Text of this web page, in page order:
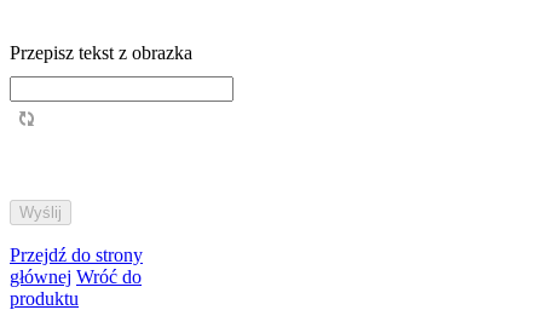
Przepisz tekst z obrazka
Przejdź do strony
głównej Wróć do
produktu